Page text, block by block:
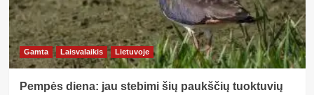
atvirlaiškių
–
kurortui
kviečia
sukurti
ženklą</strong>
Gamta Laisvalaikis Lietuvoje
Pempės diena: jau stebimi šių paukščių tuoktuvių